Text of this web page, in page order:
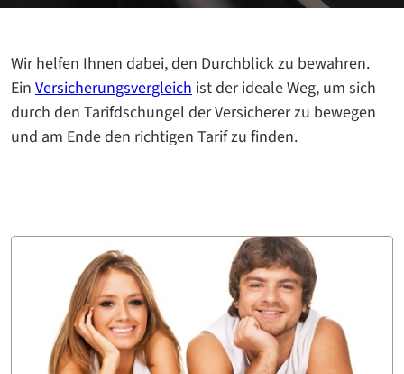
Wir helfen Ihnen dabei, den Durchblick zu bewahren.
Ein Versicherungsvergleich ist der ideale Weg, um sich
durch den Tarifdschungel der Versicherer zu bewegen
und am Ende den richtigen Tarif zu finden.